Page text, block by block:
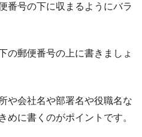
番号の下に収まるようにバラ
の郵便番号の上に書きましょ
や会社名や部署名や役職名な
めに書くのがポイントです。